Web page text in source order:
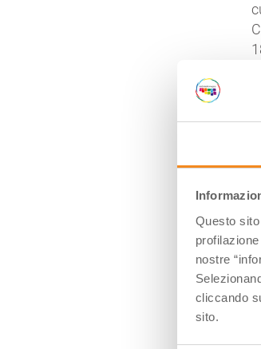
Questo
nostre
cliccando
sito.